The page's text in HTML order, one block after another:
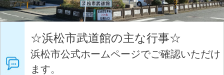
☆浜松市武道館の主な行事☆
浜松市公式ホームページでご確認いただけ
ます。